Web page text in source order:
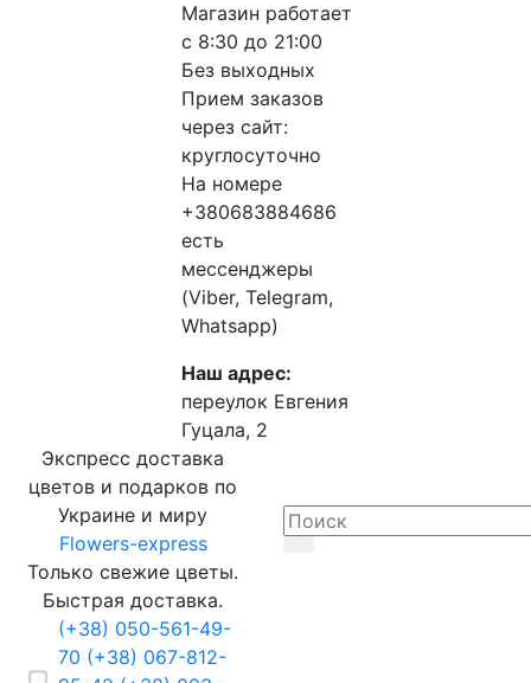
Магазин работает
с 8:30 до 21:00
Без выходных
Прием заказов
через сайт:
круглосуточно
На номере
+380683884686
есть
мессенджеры
(Viber, Telegram,
Whatsapp)
Наш адрес:
переулок Евгения
Гуцала, 2
Экспресс доставка
цветов и подарков по
Украине и миру
Flowers-express
Только свежие цветы.
Быстрая доставка.
(+38) 050-561-49-
70 (+38) 067-812-